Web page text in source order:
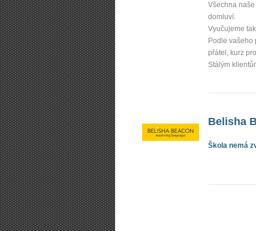
Všechna
domluví.
Vyučujeme
Podle vašeho
přátel, kurz
Stálým
Belisha
Škola nemá